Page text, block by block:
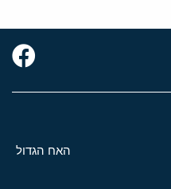
האח הגדול